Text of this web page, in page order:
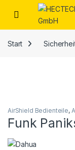
Open
Start
AirShield Bedienteile,
Funk